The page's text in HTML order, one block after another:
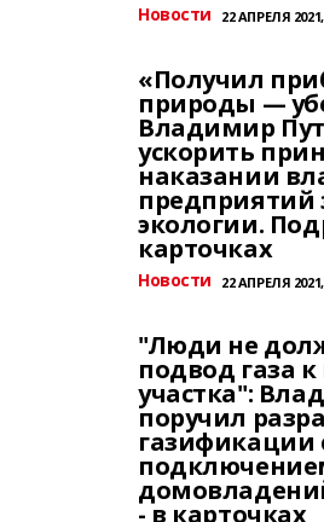
Новости 22 АПРЕЛЯ 2021,
«Получил
природы —
Владимир
ускорить
наказании
предприятий
экологии.
карточках
Новости 22 АПРЕЛЯ 2021,
"Люди не
подвод газа
участка":
поручил
газификации
- в карточках